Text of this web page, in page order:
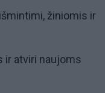
žiniomis ir
ir atviri naujoms